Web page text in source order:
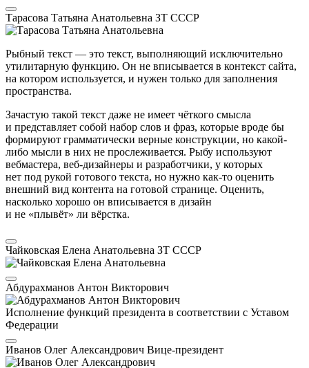
Тарасова Татьяна Анатольевна ЗТ СССР
Рыбный текст — это текст, выполняющий исключительно
утилитарную функцию. Он не вписывается в контекст сайта,
на котором используется, и нужен только для заполнения
пространства.
Зачастую такой текст даже не имеет чёткого смысла
и представляет собой набор слов и фраз, которые вроде бы
формируют грамматически верные конструкции, но какой-
либо мысли в них не прослеживается. Рыбу используют
вебмастера, веб-дизайнеры и разработчики, у которых
нет под рукой готового текста, но нужно как-то оценить
внешний вид контента на готовой странице. Оценить,
насколько хорошо он вписывается в дизайн
и не «плывёт» ли вёрстка.
Чайковская Елена Анатольевна ЗТ СССР
Абдурахманов Антон Викторович
Исполнение функций президента в соответствии с Уставом
Федерации
Иванов Олег Александрович Вице-президент